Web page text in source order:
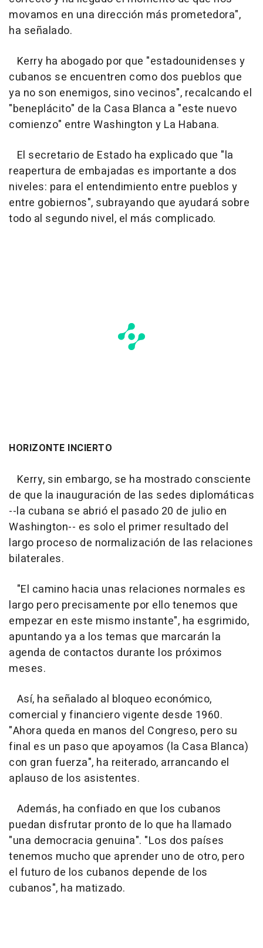
movamos en una dirección más prometedora",
ha señalado.
Kerry ha abogado por que "estadounidenses y
cubanos se encuentren como dos pueblos que
ya no son enemigos, sino vecinos", recalcando el
"beneplácito" de la Casa Blanca a "este nuevo
comienzo" entre Washington y La Habana.
El secretario de Estado ha explicado que "la
reapertura de embajadas es importante a dos
niveles: para el entendimiento entre pueblos y
entre gobiernos", subrayando que ayudará sobre
todo al segundo nivel, el más complicado.
HORIZONTE INCIERTO
Kerry, sin embargo, se ha mostrado consciente
de que la inauguración de las sedes diplomáticas
--la cubana se abrió el pasado 20 de julio en
Washington-- es solo el primer resultado del
largo proceso de normalización de las relaciones
bilaterales.
"El camino hacia unas relaciones normales es
largo pero precisamente por ello tenemos que
empezar en este mismo instante", ha esgrimido,
apuntando ya a los temas que marcarán la
agenda de contactos durante los próximos
meses.
Así, ha señalado al bloqueo económico,
comercial y financiero vigente desde 1960.
"Ahora queda en manos del Congreso, pero su
final es un paso que apoyamos (la Casa Blanca)
con gran fuerza", ha reiterado, arrancando el
aplauso de los asistentes.
Además, ha confiado en que los cubanos
puedan disfrutar pronto de lo que ha llamado
"una democracia genuina". "Los dos países
tenemos mucho que aprender uno de otro, pero
el futuro de los cubanos depende de los
cubanos", ha matizado.